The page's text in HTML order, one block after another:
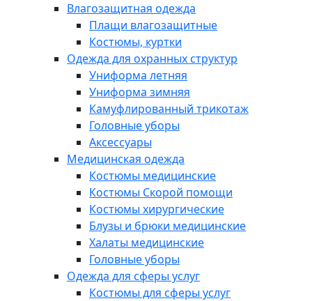
Влагозащитная одежда
Плащи влагозащитные
Костюмы, куртки
Одежда для охранных структур
Униформа летняя
Униформа зимняя
Камуфлированный трикотаж
Головные уборы
Аксессуары
Медицинская одежда
Костюмы медицинские
Костюмы Скорой помощи
Костюмы хирургические
Блузы и брюки медицинские
Халаты медицинские
Головные уборы
Одежда для сферы услуг
Костюмы для сферы услуг